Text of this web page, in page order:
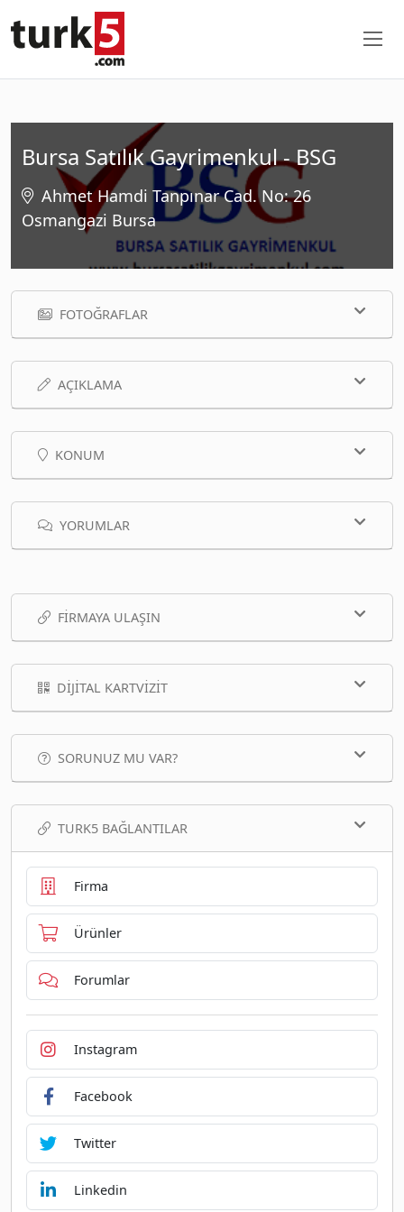
Bursa Satılık Gayrimenkul - BSG
Ahmet Hamdi Tanpınar Cad. No: 26
Osmangazi Bursa
FOTOĞRAFLAR
AÇIKLAMA
KONUM
YORUMLAR
FIRMAYA ULAŞIN
DIJITAL KARTVIZIT
SORUNUZ MU VAR?
TURK5 BAĞLANTILAR
Firma
Ürünler
Forumlar
Instagram
Facebook
Twitter
Linkedin